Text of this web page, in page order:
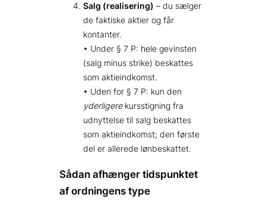
Salg (realisering) – du sælger
de faktiske aktier og får
kontanter.
• Under § 7 P: hele gevinsten
(salg minus strike) beskattes
som aktieindkomst.
• Uden for § 7 P: kun den
yderligerekursstigning fra
udnyttelse til salg beskattes
som aktieindkomst; den første
del er allerede lønbeskattet.
Sådan afhænger tidspunktet
af ordningens type